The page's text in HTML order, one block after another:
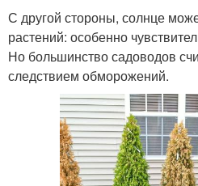
С другой стороны, солнце
растений: особенно
Но большинство садоводов
следствием обморожений.